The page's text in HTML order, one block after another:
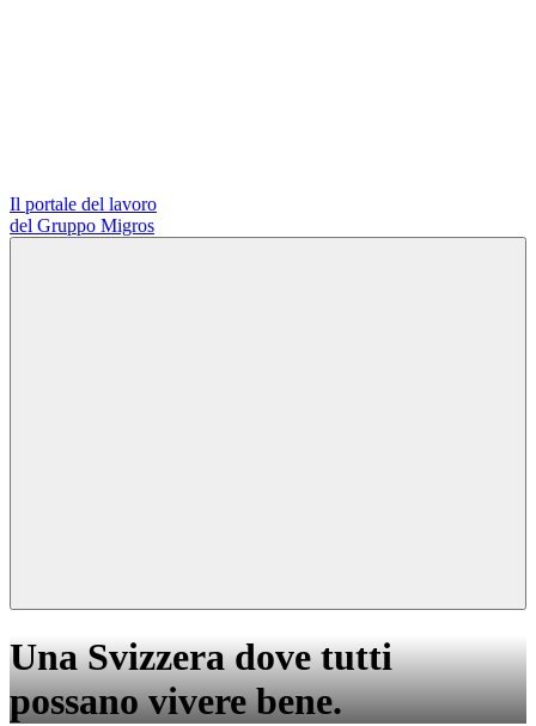
Il portale del lavoro
del Gruppo Migros
Una Svizzera dove tutti
possano vivere bene.